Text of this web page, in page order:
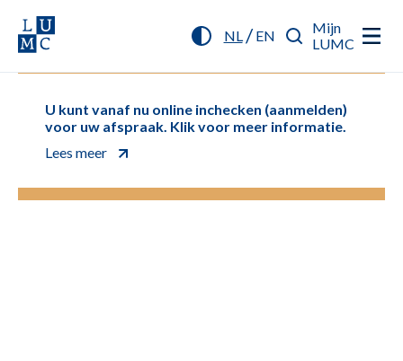
NL/ EN
Mijn
LUMC
U kunt vanaf nu online inchecken (aanmelden)
voor uw afspraak. Klik voor meer informatie.
Lees meer